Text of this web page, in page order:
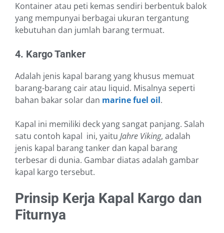
Kontainer atau peti kemas sendiri berbentuk balok
yang mempunyai berbagai ukuran tergantung
kebutuhan dan jumlah barang termuat.
4. Kargo Tanker
Adalah jenis kapal barang yang khusus memuat
barang-barang cair atau liquid. Misalnya seperti
bahan bakar solar dan marine fuel oil.
Kapal ini memiliki deck yang sangat panjang. Salah
satu contoh kapal ini, yaitu Jahre Viking, adalah
jenis kapal barang tanker dan kapal barang
terbesar di dunia. Gambar diatas adalah gambar
kapal kargo tersebut.
Prinsip Kerja Kapal Kargo dan
Fiturnya